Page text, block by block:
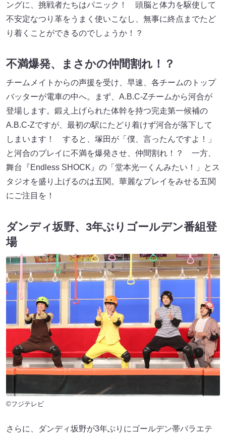
ングに、挑戦者たちはパニック！ 頭脳と体力を駆使して
不安定なつり革をうまく使いこなし、無事に終点までたど
り着くことができるのでしょうか！？
不満爆発、まさかの仲間割れ！？
チームメイトからの声援を受け、早速、各チームのトップ
バッターが電車の中へ。まず、A.B.C-Zチームから河合が
登場します。鍛え上げられた体幹を持つ完走第一候補の
A.B.C-Zですが、最初の駅にたどり着けず河合が落下して
しまいます！ すると、塚田が「僕、言ったんですよ！」
と河合のプレイに不満を爆発させ、仲間割れ！？ 一方、
舞台『Endless SHOCK』の「堂本光一くんみたい！」とス
タジオを盛り上げるのは五関。華麗なプレイをみせる五関
にご注目を！
ダンディ坂野、3年ぶりゴールデン番組登
場
©フジテレビ
さらに、ダンディ坂野が3年ぶりにゴールデン帯バラエテ